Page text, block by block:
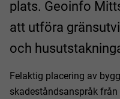
plats. Geoinfo
att utföra
och
Felaktig placering av
skadeståndsanspråk